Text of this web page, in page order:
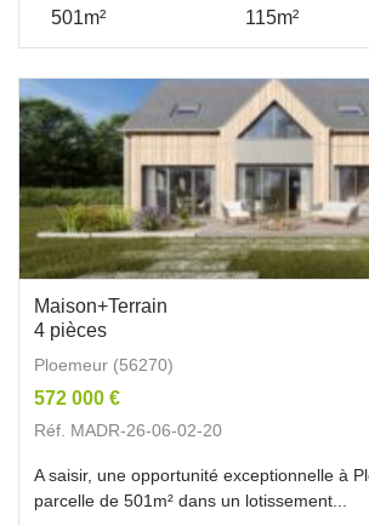
501m² 115m²
Maison+Terrain
4 pièces
Ploemeur (56270)
572 000 €
Réf. MADR-26-06-02-20
A saisir, une opportunité exceptionnelle à
parcelle de 501m² dans un lotissement...